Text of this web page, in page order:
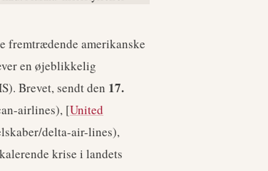
fremtrædende amerikanske
en øjeblikkelig
Brevet, sendt den 17.
airlines), [United
delta-air-lines),
krise i landets